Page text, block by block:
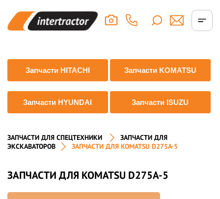
Запчасти HITACHI Запчасти KOMATSU
Запчасти HYUNDAI Запчасти ISUZU
ЗАПЧАСТИ ДЛЯ СПЕЦТЕХНИКИ
ЗАПЧАСТИ ДЛЯ
ЭКСКАВАТОРОВ
ЗАПЧАСТИ ДЛЯ KOMATSU D275A-5
ЗАПЧАСТИ ДЛЯ KOMATSU D275A-5